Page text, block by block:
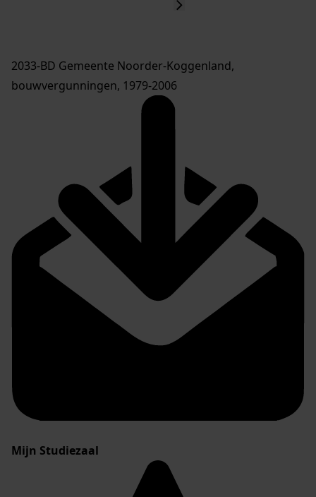
2033-BD Gemeente Noorder-Koggenland,
bouwvergunningen, 1979-2006
Mijn Studiezaal